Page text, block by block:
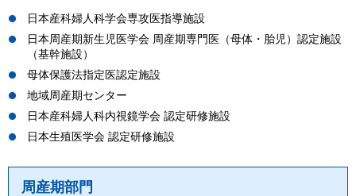
日本産科婦人科学会専攻医指導施設
日本周産期新生児医学会 周産期専門医（母体・胎児）認定施設
（基幹施設）
母体保護法指定医認定施設
地域周産期センター
日本産科婦人科内視鏡学会 認定研修施設
日本生殖医学会 認定研修施設
周産期部門